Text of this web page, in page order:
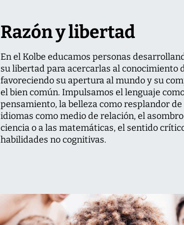
Razón y libertad
En el Kolbe educamos personas
su libertad para acercarlas al conocimiento
favoreciendo su apertura al mundo y su
el bien común. Impulsamos el lenguaje
pensamiento, la belleza como resplandor de
idiomas como medio de relación, el
ciencia o a las matemáticas, el sentido
habilidades no cognitivas.